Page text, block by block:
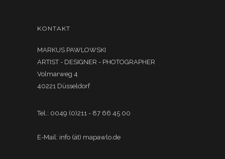
KONTAKT
MARKUS PAWLOWSKI
ARTIST - DESIGNER - PHOTOGRAPHER
Volmarweg 4
40221 Düsseldorf
Tel.: 0049 (0)211 - 87 66 45 00
E-Mail: info (ät) mapawlo.de